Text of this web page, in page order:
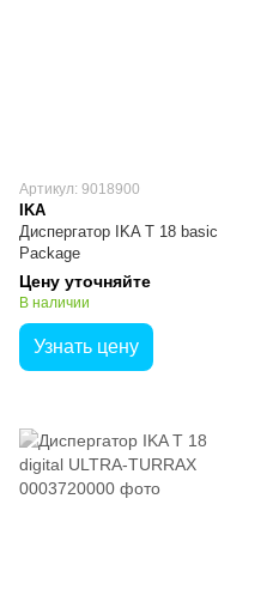
Артикул: 9018900
IKA
Диспергатор IKA T 18 basic
Package
Цену уточняйте
В наличии
Узнать цену